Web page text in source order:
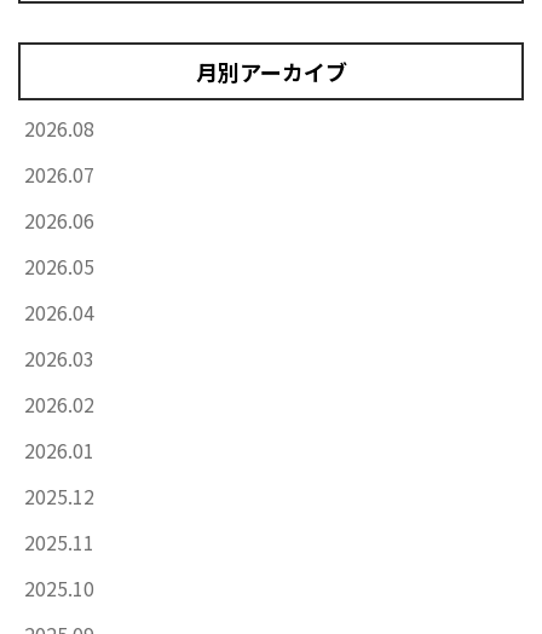
月別アーカイブ
2026.08
2026.07
2026.06
2026.05
2026.04
2026.03
2026.02
2026.01
2025.12
2025.11
2025.10